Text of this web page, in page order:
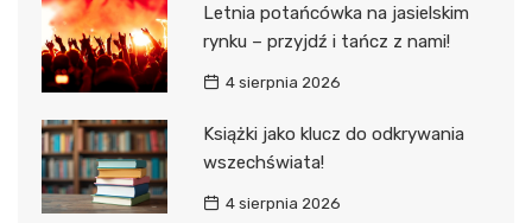
Letnia potańcówka na jasielskim
rynku – przyjdź i tańcz z nami!
4 sierpnia 2026
Książki jako klucz do odkrywania
wszechświata!
4 sierpnia 2026